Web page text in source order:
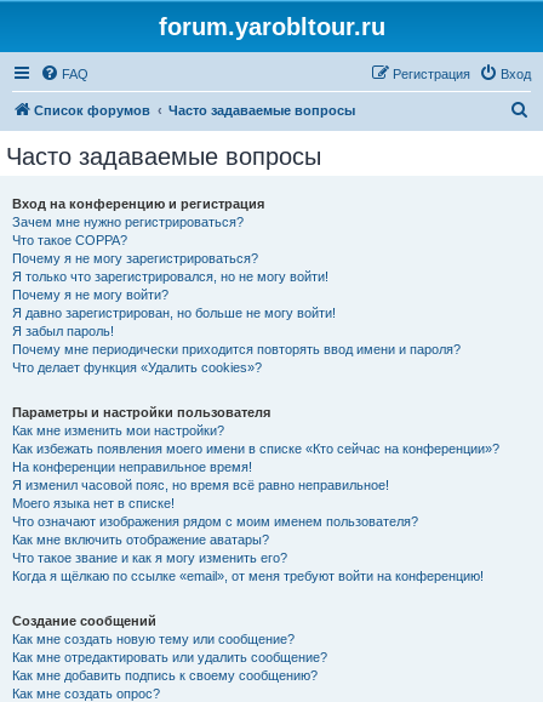
forum.yarobltour.ru
FAQ Вход
Регистрация
Список форумов Часто задаваемые вопросы
Часто задаваемые вопросы
Вход на конференцию и регистрация
Зачем мне нужно регистрироваться?
Что такое COPPA?
Почему я не могу зарегистрироваться?
Я только что зарегистрировался, но не могу войти!
Почему я не могу войти?
Я давно зарегистрирован, но больше не могу войти!
Я забыл пароль!
Почему мне периодически приходится повторять ввод имени и пароля?
Что делает функция «Удалить cookies»?
Параметры и настройки пользователя
Как мне изменить мои настройки?
Как избежать появления моего имени в списке «Кто сейчас на конференции»?
На конференции неправильное время!
Я изменил часовой пояс, но время всё равно неправильное!
Моего языка нет в списке!
Что означают изображения рядом с моим именем пользователя?
Как мне включить отображение аватары?
Что такое звание и как я могу изменить его?
Когда я щёлкаю по ссылке «email», от меня требуют войти на конференцию!
Создание сообщений
Как мне создать новую тему или сообщение?
Как мне отредактировать или удалить сообщение?
Как мне добавить подпись к своему сообщению?
Как мне создать опрос?